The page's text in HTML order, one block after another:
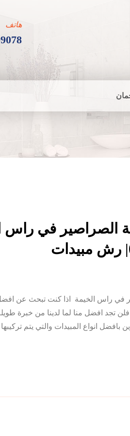
هاتف
الصراصير في راس
في راس الخيمة اذا كنت تبحث عن
تجد افضل منا لما لدينا من خبرة
انواع المبيدات والتي يتم